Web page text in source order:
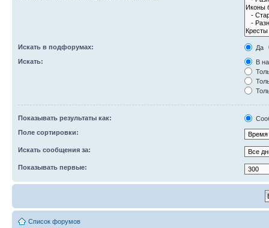
Искать в подфорумах:
Да
Искать:
В
Показывать результаты как:
Поле сортировки:
Искать сообщения за:
Показывать первые:
Список форумов